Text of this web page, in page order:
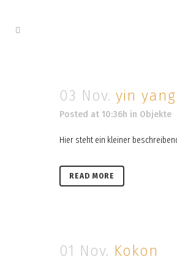
03 Nov. yin yang
Posted at 10:36h in Objekte
Hier steht ein kleiner
READ MORE
01 Nov. Kokon